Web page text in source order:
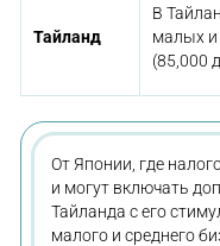
Тайланд
В
малых и
(85,000
От Японии, где
и могут включать
Тайланда с его
малого и среднего